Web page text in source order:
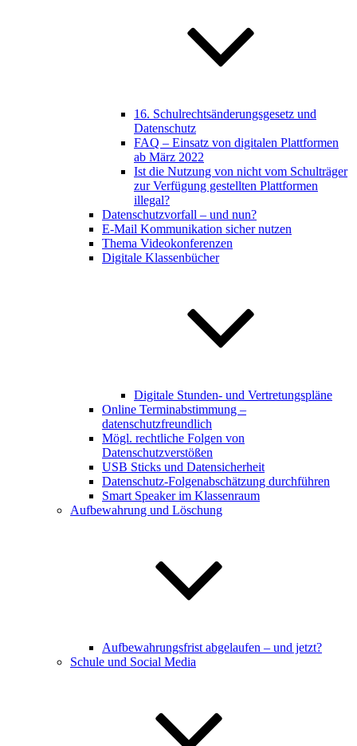
16. Schulrechtsänderungsgesetz und
Datenschutz
FAQ – Einsatz von digitalen Plattformen
ab März 2022
Ist die Nutzung von nicht vom Schulträger
zur Verfügung gestellten Plattformen
illegal?
Datenschutzvorfall – und nun?
E-Mail Kommunikation sicher nutzen
Thema Videokonferenzen
Digitale Klassenbücher
Digitale Stunden- und Vertretungspläne
Online Terminabstimmung –
datenschutzfreundlich
Mögl. rechtliche Folgen von
Datenschutzverstößen
USB Sticks und Datensicherheit
Datenschutz-Folgenabschätzung durchführen
Smart Speaker im Klassenraum
Aufbewahrung und Löschung
Aufbewahrungsfrist abgelaufen – und jetzt?
Schule und Social Media